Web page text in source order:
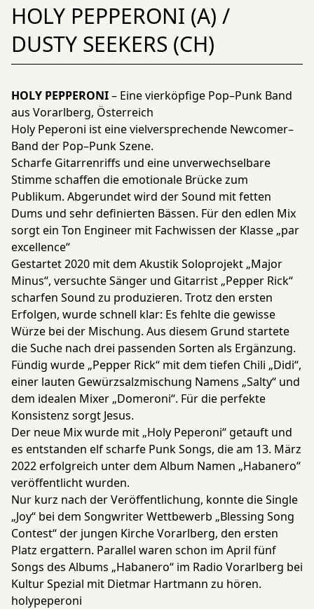
HOLY PEPPERONI (A) /
DUSTY SEEKERS (CH)
HOLY PEPPERONI– Eine vierköpfige Pop–Punk Band
aus Vorarlberg, Österreich
Holy Peperoni ist eine vielversprechende Newcomer–
Band der Pop–Punk Szene.
Scharfe Gitarrenriffs und eine unverwechselbare
Stimme schaffen die emotionale Brücke zum
Publikum. Abgerundet wird der Sound mit fetten
Dums und sehr definierten Bässen. Für den edlen Mix
sorgt ein Ton Engineer mit Fachwissen der Klasse „par
excellence“
Gestartet 2020 mit dem Akustik Soloprojekt „Major
Minus“, versuchte Sänger und Gitarrist „Pepper Rick“
scharfen Sound zu produzieren. Trotz den ersten
Erfolgen, wurde schnell klar: Es fehlte die gewisse
Würze bei der Mischung. Aus diesem Grund startete
die Suche nach drei passenden Sorten als Ergänzung.
Fündig wurde „Pepper Rick“ mit dem tiefen Chili „Didi“,
einer lauten Gewürzsalzmischung Namens „Salty“ und
dem idealen Mixer „Domeroni“. Für die perfekte
Konsistenz sorgt Jesus.
Der neue Mix wurde mit „Holy Peperoni“ getauft und
es entstanden elf scharfe Punk Songs, die am 13. März
2022 erfolgreich unter dem Album Namen „Habanero“
veröffentlicht wurden.
Nur kurz nach der Veröffentlichung, konnte die Single
„Joy“ bei dem Songwriter Wettbewerb „Blessing Song
Contest“ der jungen Kirche Vorarlberg, den ersten
Platz ergattern. Parallel waren schon im April fünf
Songs des Albums „Habanero“ im Radio Vorarlberg bei
Kultur Spezial mit Dietmar Hartmann zu hören.
holypeperoni